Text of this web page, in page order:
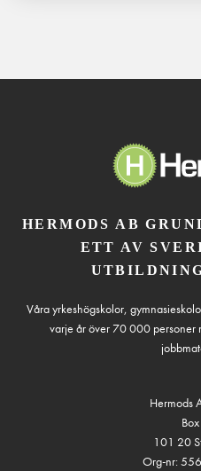
HERMODS AB
ETT AV
Våra yrkeshögskolor,
varje år över 70 000 personer
Hermods
101 20
Org-nr: